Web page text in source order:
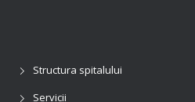
Structura spitalului
Servicii